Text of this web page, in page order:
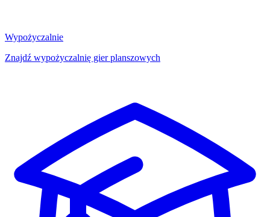
Wypożyczalnie
Znajdź wypożyczalnię gier planszowych